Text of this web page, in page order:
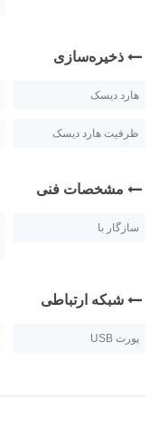
ذخیره‌سازی
هارد دیسک
ظرفیت هارد دیسک
مشخصات فنی
سازگار با
شبکه ارتباطی
پورت USB